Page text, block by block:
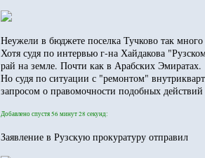
Неужели в бюджете поселка Тучково так
Хотя судя по интервью г-на Хайдакова
рай на земле. Почти как в Арабских Эмиратах.
Но судя по ситуации с "ремонтом"
запросом о правомочности подобных
Добавлено спустя 56 минут 28 секунд:
Заявление в Рузскую прокуратуру отправил